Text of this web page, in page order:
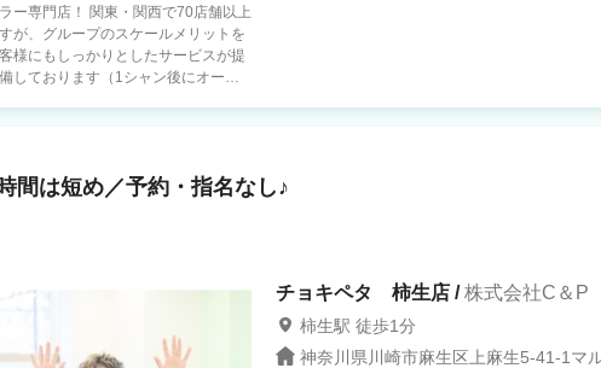
ー専門店！ 関東・関西で70店舗以上
が、グループのスケールメリットを
様にもしっかりとしたサービスが提
安心ください。 希望者には
→複数
の収集。本社と店舗の架け橋的存
店作りやオペレーションチェック。
間は短め／予約・指名なし♪
チョキペタ 柿生店 /株式会社C＆P
柿生駅 徒歩1分
神奈川県川崎市麻生区上麻生5-41-1マ